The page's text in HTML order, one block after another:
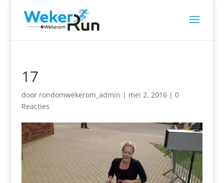
17
door rondomwekerom_admin | mei 2, 2016| 0
Reacties